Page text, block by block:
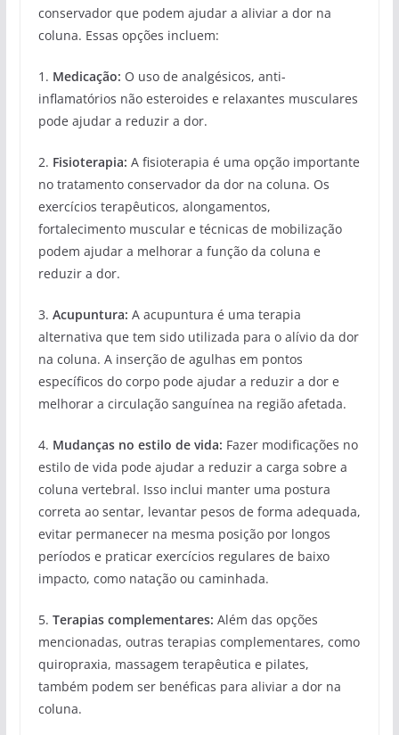
conservador que podem ajudar a aliviar a dor na
coluna. Essas opções incluem:
1. Medicação: O uso de analgésicos, anti-
inflamatórios não esteroides e relaxantes musculares
pode ajudar a reduzir a dor.
2. Fisioterapia: A fisioterapia é uma opção importante
no tratamento conservador da dor na coluna. Os
exercícios terapêuticos, alongamentos,
fortalecimento muscular e técnicas de mobilização
podem ajudar a melhorar a função da coluna e
reduzir a dor.
3. Acupuntura: A acupuntura é uma terapia
alternativa que tem sido utilizada para o alívio da dor
na coluna. A inserção de agulhas em pontos
específicos do corpo pode ajudar a reduzir a dor e
melhorar a circulação sanguínea na região afetada.
4. Mudanças no estilo de vida: Fazer modificações no
estilo de vida pode ajudar a reduzir a carga sobre a
coluna vertebral. Isso inclui manter uma postura
correta ao sentar, levantar pesos de forma adequada,
evitar permanecer na mesma posição por longos
períodos e praticar exercícios regulares de baixo
impacto, como natação ou caminhada.
5. Terapias complementares: Além das opções
mencionadas, outras terapias complementares, como
quiropraxia, massagem terapêutica e pilates,
também podem ser benéficas para aliviar a dor na
coluna.